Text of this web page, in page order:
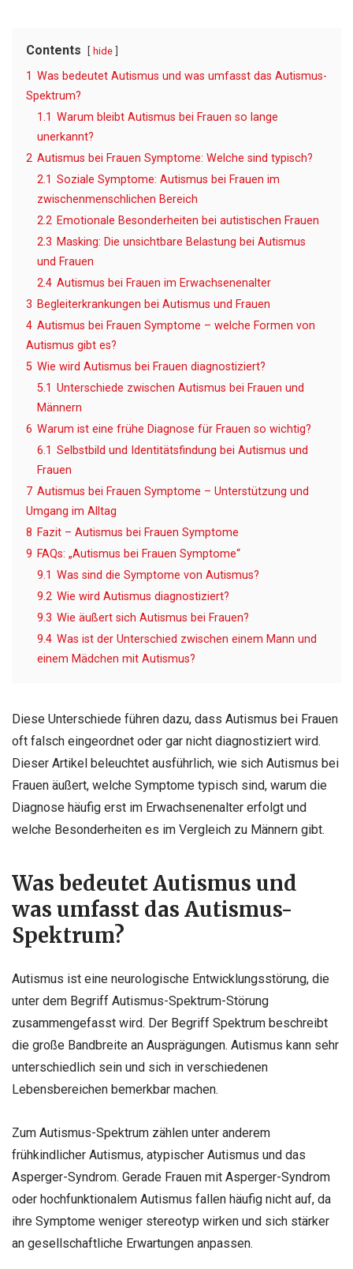
Contents hide
1 Was bedeutet Autismus und was umfasst das Autismus-
Spektrum?
1.1 Warum bleibt Autismus bei Frauen so lange
unerkannt?
2 Autismus bei Frauen Symptome: Welche sind typisch?
2.1 Soziale Symptome: Autismus bei Frauen im
zwischenmenschlichen Bereich
2.2 Emotionale Besonderheiten bei autistischen Frauen
2.3 Masking: Die unsichtbare Belastung bei Autismus
und Frauen
2.4 Autismus bei Frauen im Erwachsenenalter
3 Begleiterkrankungen bei Autismus und Frauen
4 Autismus bei Frauen Symptome – welche Formen von
Autismus gibt es?
5 Wie wird Autismus bei Frauen diagnostiziert?
5.1 Unterschiede zwischen Autismus bei Frauen und
Männern
6 Warum ist eine frühe Diagnose für Frauen so wichtig?
6.1 Selbstbild und Identitätsfindung bei Autismus und
Frauen
7 Autismus bei Frauen Symptome – Unterstützung und
Umgang im Alltag
8 Fazit – Autismus bei Frauen Symptome
9 FAQs: „Autismus bei Frauen Symptome“
9.1 Was sind die Symptome von Autismus?
9.2 Wie wird Autismus diagnostiziert?
9.3 Wie äußert sich Autismus bei Frauen?
9.4 Was ist der Unterschied zwischen einem Mann und
einem Mädchen mit Autismus?
Diese Unterschiede führen dazu, dass Autismus bei Frauen
oft falsch eingeordnet oder gar nicht diagnostiziert wird.
Dieser Artikel beleuchtet ausführlich, wie sich Autismus bei
Frauen äußert, welche Symptome typisch sind, warum die
Diagnose häufig erst im Erwachsenenalter erfolgt und
welche Besonderheiten es im Vergleich zu Männern gibt.
Was bedeutet Autismus und
was umfasst das Autismus-
Spektrum?
Autismus ist eine neurologische Entwicklungsstörung, die
unter dem Begriff Autismus-Spektrum-Störung
zusammengefasst wird. Der Begriff Spektrum beschreibt
die große Bandbreite an Ausprägungen. Autismus kann sehr
unterschiedlich sein und sich in verschiedenen
Lebensbereichen bemerkbar machen.
Zum Autismus-Spektrum zählen unter anderem
frühkindlicher Autismus, atypischer Autismus und das
Asperger-Syndrom. Gerade Frauen mit Asperger-Syndrom
oder hochfunktionalem Autismus fallen häufig nicht auf, da
ihre Symptome weniger stereotyp wirken und sich stärker
an gesellschaftliche Erwartungen anpassen.